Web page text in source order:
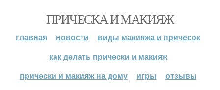
ПРИЧЕСКА И МАКИЯЖ
главная новости
виды макияжа и причесок
как делать прически и макияж
прически и макияж на дому
игры отзывы